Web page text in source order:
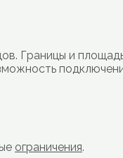
Границы и
ограничения.